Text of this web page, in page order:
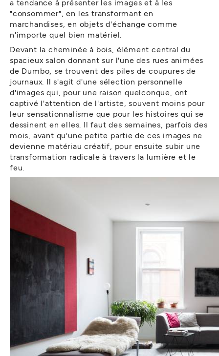
a tendance à présenter les images et à les
"consommer", en les transformant en
marchandises, en objets d'échange comme
n'importe quel bien matériel.
Devant la cheminée à bois, élément central du
spacieux salon donnant sur l'une des rues animées
de Dumbo, se trouvent des piles de coupures de
journaux. Il s'agit d'une sélection personnelle
d'images qui, pour une raison quelconque, ont
captivé l'attention de l'artiste, souvent moins pour
leur sensationnalisme que pour les histoires qui se
dessinent en elles. Il faut des semaines, parfois des
mois, avant qu'une petite partie de ces images ne
devienne matériau créatif, pour ensuite subir une
transformation radicale à travers la lumière et le
feu.